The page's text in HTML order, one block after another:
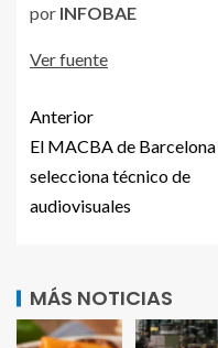
por INFOBAE
Ver fuente
Anterior
El MACBA de Barcelona
selecciona técnico de
audiovisuales
MÁS NOTICIAS